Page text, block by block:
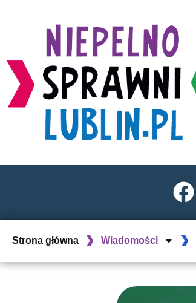
Strona główna Wiadomości